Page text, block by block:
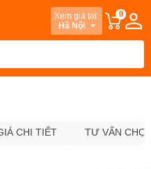
Xem giá tại:
Hà Nội
0
CHI TIẾT TƯ VẤN